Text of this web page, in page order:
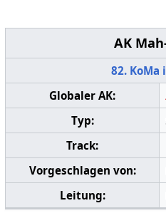
AK
82. KoMa
Globaler AK:
Typ:
Track:
Vorgeschlagen von:
Leitung: